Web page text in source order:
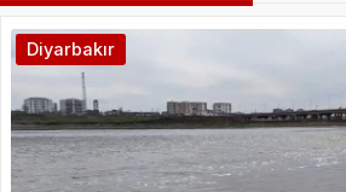
Diyarbakır